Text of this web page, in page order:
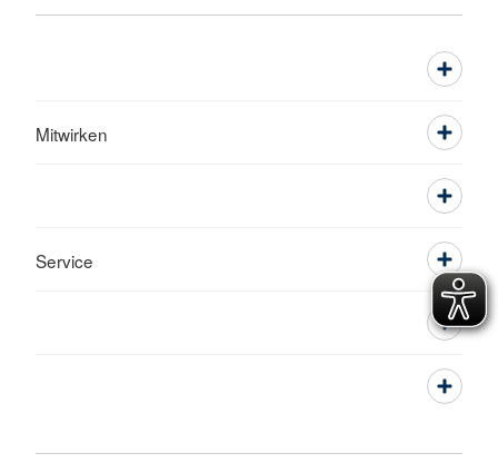
Mitwirken
Service